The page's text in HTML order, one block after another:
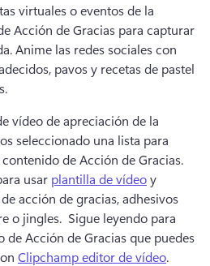
virtuales o eventos de la
Acción de Gracias para capturar
Anime las redes sociales con
pavos y recetas de pastel
vídeo de apreciación de la
seleccionado una lista para
usar plantilla de vídeo y
acción de gracias, adhesivos
o jingles. Sigue leyendo para
de Acción de Gracias que puedes
Clipchamp editor de vídeo.